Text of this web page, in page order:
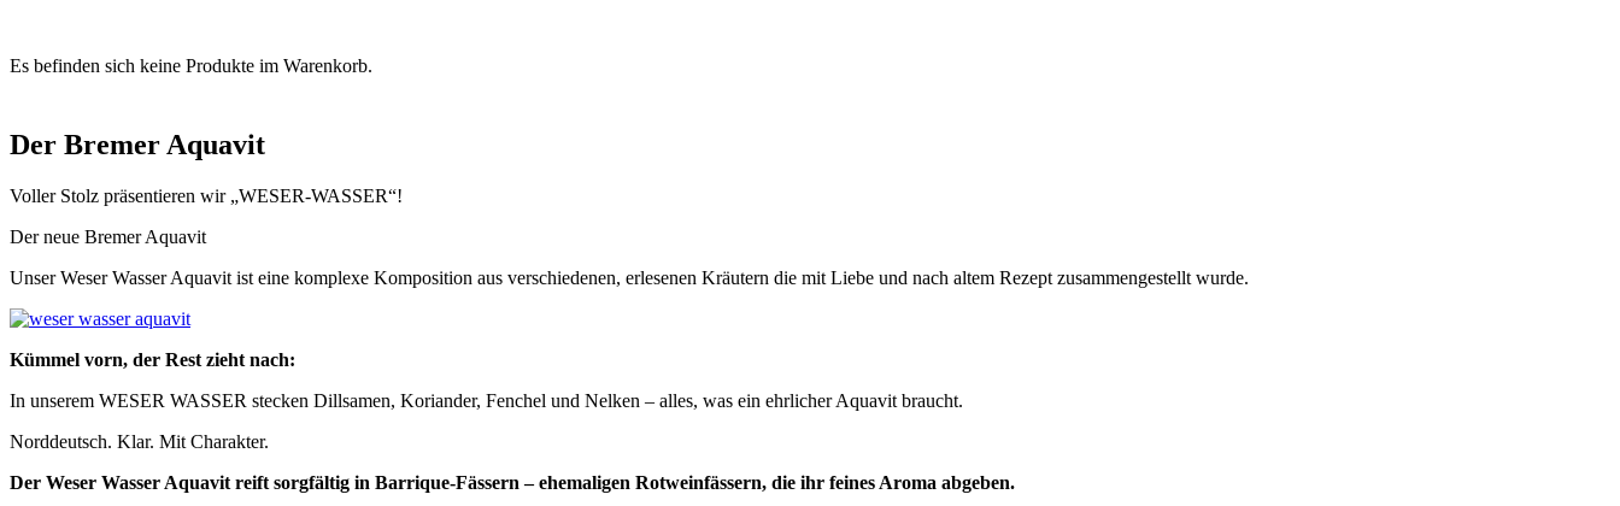
Es befinden sich keine Produkte im Warenkorb.
Der Bremer Aquavit
Voller Stolz präsentieren wir „WESER-WASSER“!
Der neue Bremer Aquavit
Unser Weser Wasser Aquavit ist eine komplexe Komposition aus verschiedenen, erlesenen Kräutern die mit Liebe und nach altem Rezept zusammengestellt wurde.
Kümmel vorn, der Rest zieht nach:
In unserem WESER WASSER stecken Dillsamen, Koriander, Fenchel und Nelken – alles, was ein ehrlicher Aquavit braucht.
Norddeutsch. Klar. Mit Charakter.
Der Weser Wasser Aquavit reift sorgfältig in Barrique-Fässern – ehemaligen Rotweinfässern, die ihr feines Aroma abgeben.